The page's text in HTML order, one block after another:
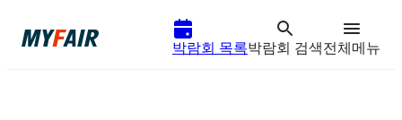
박람회 목록박람회 검색전체메뉴